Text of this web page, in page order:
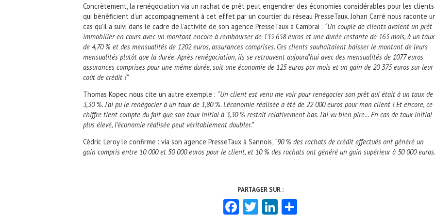
Concrètement, la renégociation via un rachat de prêt peut engendrer des économies considérables pour les clients
qui bénéficient d’un accompagnement à cet effet par un courtier du réseau PresseTaux. Johan Carré nous raconte
cas qu’il a suivi dans le cadre de l’activité de son agence PresseTaux à Cambrai : “Un couple de clients avaient un prêt
immobilier en cours avec un montant encore à rembourser de 135 658 euros et une durée restante de 163 mois, à un taux
de 4,70 % et des mensualités de 1202 euros, assurances comprises. Ces clients souhaitaient baisser le montant de leurs
mensualités plutôt que la durée. Après renégociation, ils se retrouvent aujourd’hui avec des mensualités de 1077 euros
assurances comprises pour une même durée, soit une économie de 125 euros par mois et un gain de 20 375 euros sur leur
coût de crédit !”
Thomas Kopec nous cite un autre exemple : “Un client est venu me voir pour renégocier son prêt qui était à un taux de
3,30 %. J’ai pu le renégocier à un taux de 1,80 %. L’économie réalisée a été de 22 000 euros pour mon client ! Et encore, ce
chiffre tient compte du fait que son taux initial à 3,30 % restait relativement bas. J’ai vu bien pire… En cas de taux initial
plus élevé, l’économie réalisée peut véritablement doubler.”
Cédric Leroy le confirme : via son agence PresseTaux à Sannois, “90 % des rachats de crédit effectués ont généré un
gain compris entre 10 000 et 50 000 euros pour le client, et 10 % des rachats ont généré un gain supérieur à 50 000
Facebook
TwitterLinkedIn